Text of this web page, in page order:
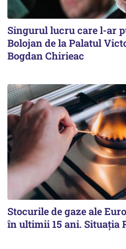
Singurul lucru care l-ar
Bolojan de la Palatul
Bogdan Chirieac
Stocurile de gaze ale
în ultimii 15 ani. Situația